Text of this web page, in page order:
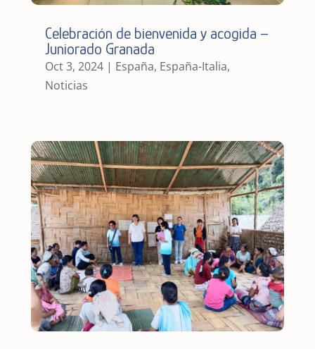
Celebración de bienvenida y acogida –
Juniorado Granada
Oct 3, 2024| España, España-Italia,
Noticias